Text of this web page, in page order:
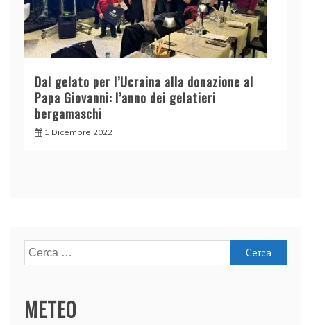
Dal gelato per l’Ucraina alla donazione al
Papa Giovanni: l’anno dei gelatieri
bergamaschi
1 Dicembre 2022
Ricerca
per:
METEO